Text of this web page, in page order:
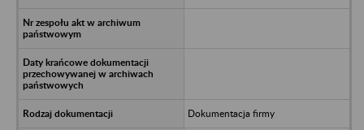
Dokumentacja firmy